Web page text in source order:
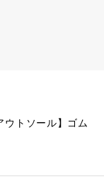
ウトソール】ゴム